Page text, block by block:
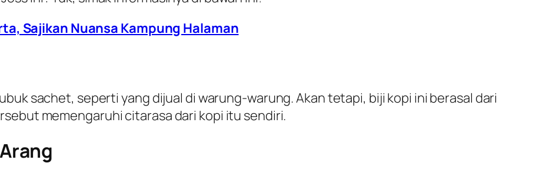
Sajikan Nuansa Kampung Halaman
sachet, seperti yang dijual di warung-warung. Akan tetapi, biji kopi ini berasal dari
memengaruhi citarasa dari kopi itu sendiri.